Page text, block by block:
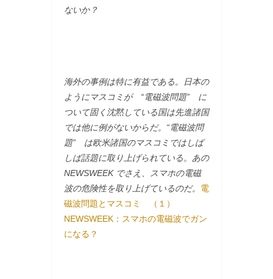
ないか？
海外の事例は特に有益である。日本の
ようにマスコミが “電磁波問題” に
ついて固く沈黙している国は先進諸国
では他に例がないからだ。“電磁波問
題” は欧米諸国のマスコミではしば
しば話題に取り上げられている。あの
NEWSWEEK でさえ、スマホの電磁
波の危険性を取り上げているのだ。 電
磁波問題とマスコミ （１）
NEWSWEEK：スマホの電磁波でガン
になる？